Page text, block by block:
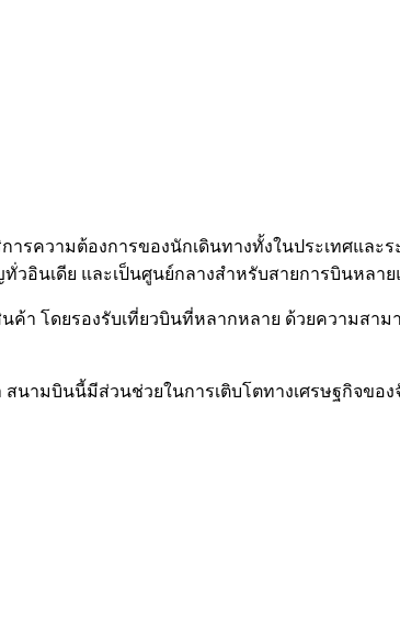
ความต้องการของนักเดินทางทั้งในประเทศและ
วอินเดีย และเป็นศูนย์กลางสำหรับสายการบินหลาย
า โดยรองรับเที่ยวบินที่หลากหลาย ด้วยความสา
มบินนี้มีส่วนช่วยในการเติบโตทางเศรษฐกิจของ